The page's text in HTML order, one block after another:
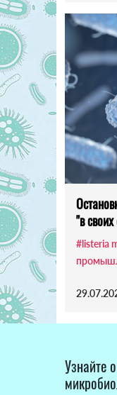
"в
#listeria
Узнайте